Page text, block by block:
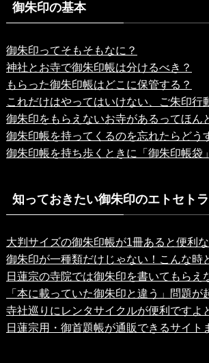
御朱印の基本
御朱印ってそもそもなに？
神社とお寺で御朱印帳は分けるべき？
もらった御朱印帳はどこに保管する？
これだけはやってはいけない、ご朱印行
御朱印をもらえないお寺があるってほん
御朱印帳を持ってくるのを忘れたらどう
御朱印帳を持ち歩くときに「御朱印帳袋
知っておきたい御朱印のエトセトラ
大判サイズの御朱印帳が1冊あると便利
御朱印が一種類だけじゃない！こんな時
日蓮宗の寺院では御朱印を書いてもらえ
「本に載っていた御朱印と違う」問題が
寺社巡りにレンタサイクルが便利ですよ
日蓮宗用・御首題帳が通販できるサイト